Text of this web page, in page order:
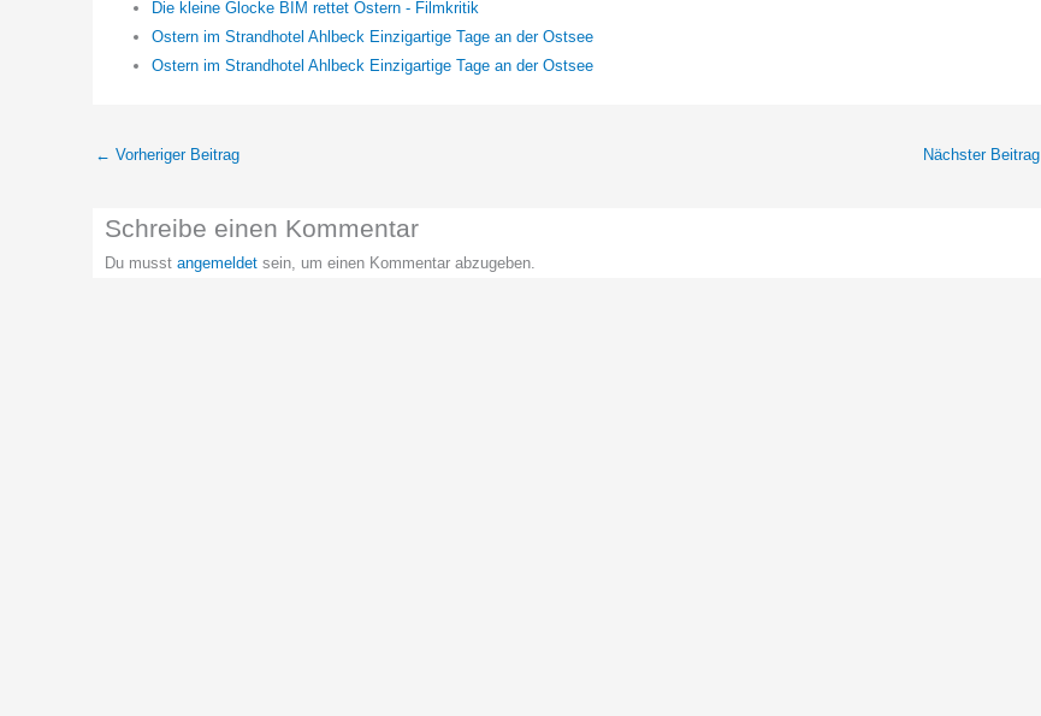
Die kleine Glocke BIM rettet Ostern - Filmkritik
Ostern im Strandhotel Ahlbeck Einzigartige Tage an der Ostsee
Ostern im Strandhotel Ahlbeck Einzigartige Tage an der Ostsee
← Vorheriger Beitrag Nächster Beitrag
Schreibe einen Kommentar
Du musst angemeldet sein, um einen Kommentar abzugeben.